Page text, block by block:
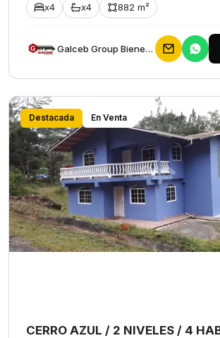
x4 x4 882 m²
Galceb Group Bienes Raices
Destacada En Venta
CERRO AZUL / 2 NIVELES / 4